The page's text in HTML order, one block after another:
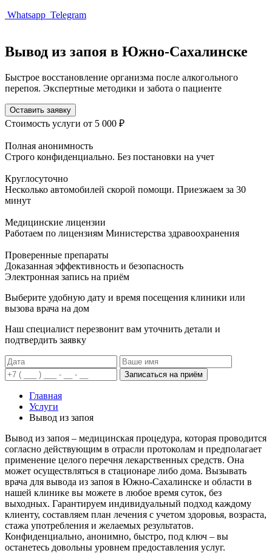
Whatsapp Telegram
Вывод из запоя в Южно-Сахалинске
Быстрое восстановление организма после алкогольного
перепоя. Экспертные методики и забота о пациенте
Оставить заявку
Стоимость услуги от 5 000 ₽
Полная анонимность
Строго конфиденциально. Без постановки на учет
Круглосуточно
Несколько автомобилей скорой помощи. Приезжаем за 30
минут
Медицинские лицензии
Работаем по лицензиям Министерства здравоохранения
Проверенные препараты
Доказанная эффективность и безопасность
Электронная запись на приём
Выберите удобную дату и время посещения клиники или
вызова врача на дом
Наш специалист перезвонит вам уточнить детали и
подтвердить заявку
Записаться на приём
Главная
Услуги
Вывод из запоя
Вывод из запоя – медицинская процедура, которая проводится
согласно действующим в отрасли протоколам и предполагает
применение целого перечня лекарственных средств. Она
может осуществляться в стационаре либо дома. Вызывать
врача для вывода из запоя в Южно-Сахалинске и области в
нашей клинике вы можете в любое время суток, без
выходных. Гарантируем индивидуальный подход каждому
клиенту, составляем план лечения с учетом здоровья, возраста,
стажа употребления и желаемых результатов.
Конфиденциально, анонимно, быстро, под ключ – вы
останетесь довольны уровнем предоставления услуг.